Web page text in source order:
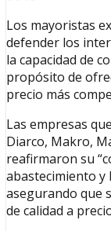
Los mayoristas
defender los
la capacidad de
propósito de
precio más
Las empresas
Diarco, Makro,
reafirmaron su
abastecimiento y
asegurando que
de calidad a